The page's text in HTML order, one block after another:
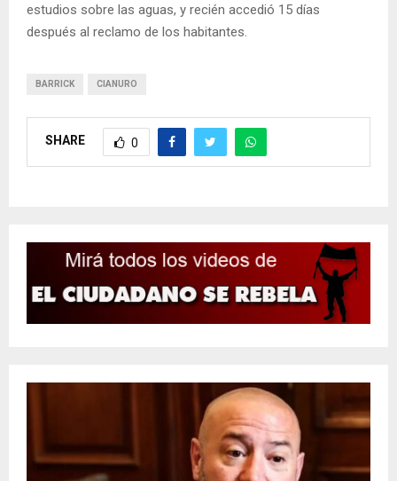
estudios sobre las aguas, y recién accedió 15 días
después al reclamo de los habitantes.
BARRICK CIANURO
SHARE 0